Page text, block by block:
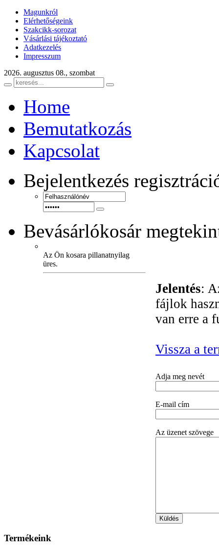
Magunkról
Elérhetőségeink
Szakcikk-sorozat
Vásárlási tájékoztató
Adatkezelés
Impresszum
2026. augusztus 08., szombat
Home
Bemutatkozás
Kapcsolat
Bejelentkezés
Bevásárlókosár
Az Ön kosara pillanatnyilag
üres.
Jelentés:
fájlok
van erre a
Vissza a
Adja meg nevét
E-mail cím
Az üzenet szövege
Termékeink